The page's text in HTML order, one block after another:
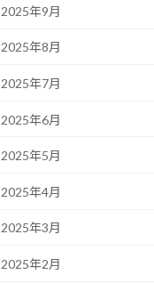
2025年9月
2025年8月
2025年7月
2025年6月
2025年5月
2025年4月
2025年3月
2025年2月